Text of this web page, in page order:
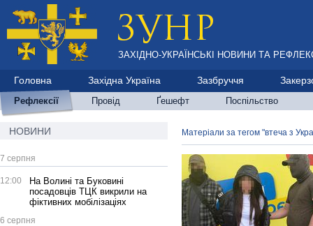
ЗАХІДНО-УКРАЇНСЬКІ НОВИНИ ТА
Головна Західна Україна Зазбруччя
Рефлексії Провід Ґешефт Поспільство
НОВИНИ
7 серпня
12:00
На Волині та Буковині
посадовців ТЦК викрили на
фіктивних мобілізаціях
6 серпня
Матеріали за тегом "втеча з